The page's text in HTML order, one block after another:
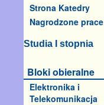
Strona Katedry
Nagrodzone prace
Studia I stopnia
Bloki obieralne
Elektronika i
Telekomunikacja